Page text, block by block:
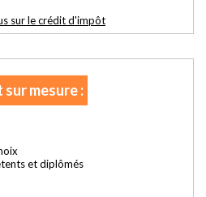
sur le crédit d'impôt
mesure :
et diplômés